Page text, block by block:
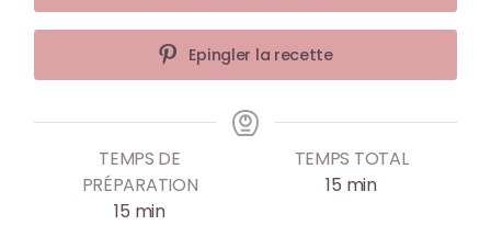
Epingler la recette
TEMPS DE
PRÉPARATION
15 min
TEMPS TOTAL
15 min